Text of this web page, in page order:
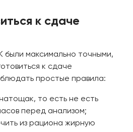
к сдаче
были максимально точными,
к сдаче
простые правила:
то есть не есть
перед анализом;
из рациона жирную